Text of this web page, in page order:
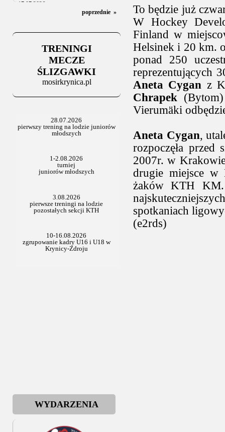
17.07.2026
U20: z kraju i z zagranicy
Za trzy tygodnie na lód
06.07.2025
Stowarzyszenie po Walnym
poprzednie »
TRENINGI
MECZE
ŚLIZGAWKI
mosirkrynica.pl
WYDARZENIA
To będzie już
W Hockey
Finland w
Helsinek i 20 km.
ponad 250
reprezentujących
Aneta Cygan z
Chrapek
Vierumäki
Aneta Cygan,
rozpoczęła przed
2007r. w
drugie miejsce w
żaków KTH KM.
spotkaniach
(e2rds)